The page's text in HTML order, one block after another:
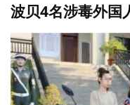
波贝4名涉毒外国